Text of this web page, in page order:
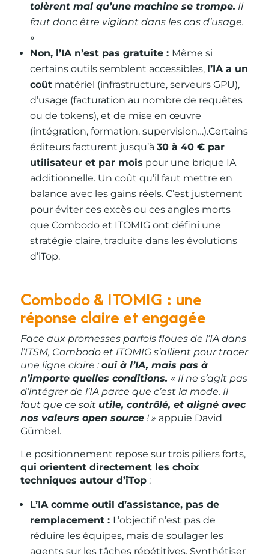
tolèrent mal qu’une machine se trompe. Il
faut donc être vigilant dans les cas d’usage.
»
Non, l’IA n’est pas gratuite : Même si
certains outils semblent accessibles, l’IA a un
coûtmatériel (infrastructure, serveurs GPU),
d’usage (facturation au nombre de requêtes
ou de tokens), et de mise en œuvre
(intégration, formation, supervision…).Certains
éditeurs facturent jusqu’à 30 à 40 € par
utilisateur et par mois pour une brique IA
additionnelle. Un coût qu’il faut mettre en
balance avec les gains réels. C’est justement
pour éviter ces excès ou ces angles morts
que Combodo et ITOMIG ont défini une
stratégie claire, traduite dans les évolutions
d’iTop.
Combodo & ITOMIG : une
réponse claire et engagée
Face aux promesses parfois floues de l’IA dans
l’ITSM, Combodo et ITOMIG s’allient pour tracer
une ligne claire :oui à l’IA, mais pas à
n’importe quelles conditions. « Il ne s’agit pas
d’intégrer de l’IA parce que c’est la mode. Il
faut que ce soit utile, contrôlé, et aligné avec
nos valeurs open source! » appuie David
Gümbel.
Le positionnement repose sur trois piliers forts,
qui orientent directement les choix
techniques autour d’iTop:
L’IA comme outil d’assistance, pas de
remplacement : L’objectif n’est pas de
réduire les équipes, mais de soulager les
agents sur les tâches répétitives. Synthétiser